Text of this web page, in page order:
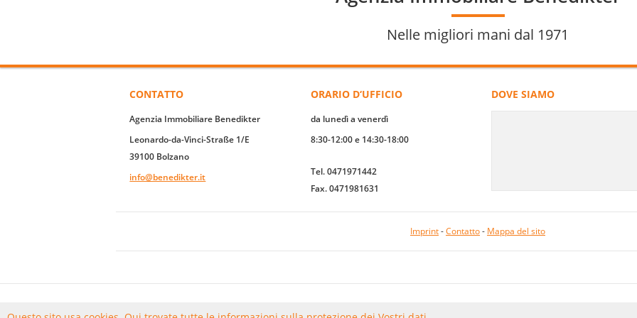
Nelle migliori mani dal 1971
CONTATTO
Agenzia Immobiliare Benedikter
Leonardo-da-Vinci-Straße 1/E
39100 Bolzano
info@benedikter.it
ORARIO D‘UFFICIO
da lunedì a venerdì
8:30-12:00 e 14:30-18:00
Tel. 0471971442
Fax. 0471981631
DOVE SIAMO
Imprint-Contatto- Mappa del sito